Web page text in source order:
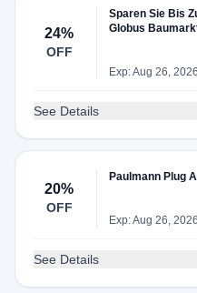
24%
OFF
Sparen Sie Bis
Globus
Exp: Aug 26, 2026
See Details
20%
OFF
Paulmann Plug
Exp: Aug 26, 2026
See Details